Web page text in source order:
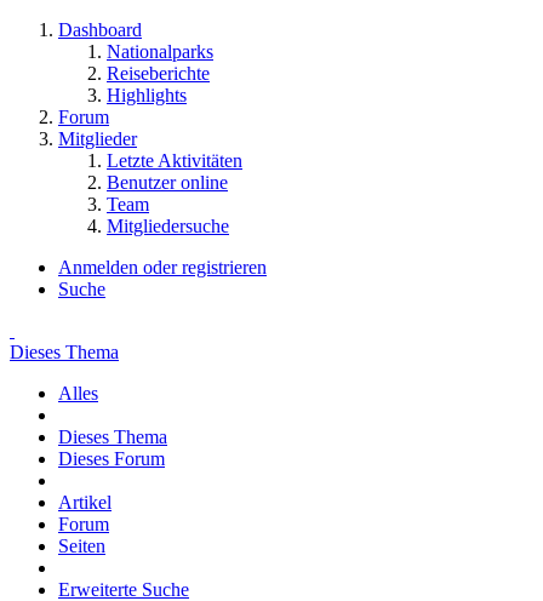
Dashboard
Nationalparks
Reiseberichte
Highlights
Forum
Mitglieder
Letzte Aktivitäten
Benutzer online
Team
Mitgliedersuche
Anmelden oder registrieren
Suche
Dieses Thema
Alles
Dieses Thema
Dieses Forum
Artikel
Forum
Seiten
Erweiterte Suche